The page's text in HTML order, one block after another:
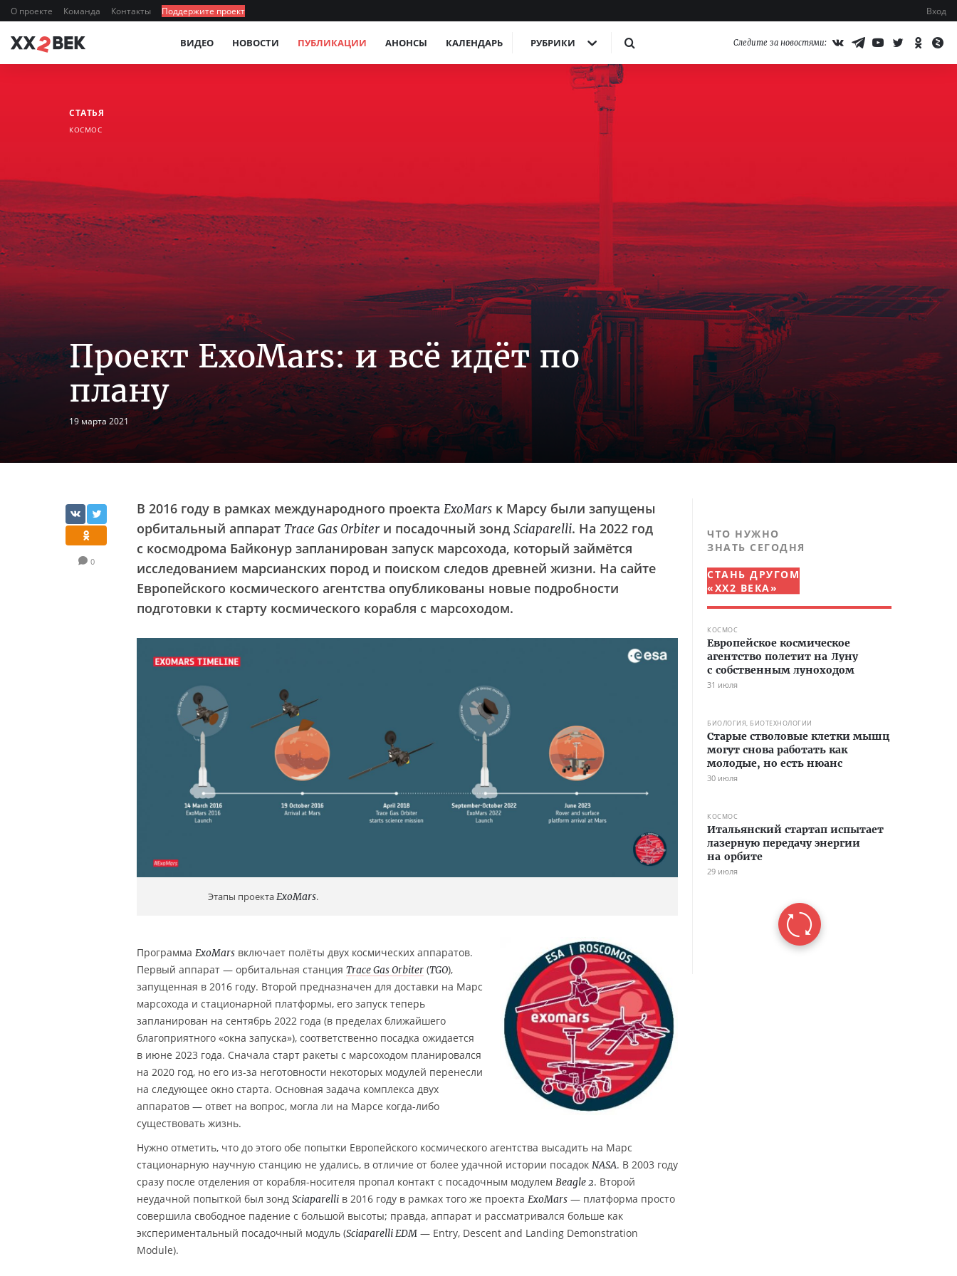
О проекте Команда Контакты Поддержите проект Вход
ВИДЕО НОВОСТИ ПУБЛИКАЦИИ АНОНСЫ КАЛЕНДАРЬ РУБРИКИ Следите за новостями:
СТАТЬЯ
КОСМОС
Проект ExoMars: и всё идёт по
плану
19 марта 2021
0
В 2016 году в рамках международного проекта ExoMars к Марсу были запущены
орбитальный аппарат Trace Gas Orbiter и посадочный зонд Sciaparelli. На 2022 год
с космодрома Байконур запланирован запуск марсохода, который займётся
исследованием марсианских пород и поиском следов древней жизни. На сайте
Европейского космического агентства опубликованы новые подробности
подготовки к старту космического корабля с марсоходом.
Этапы проектаExoMars.
Программа ExoMars включает полёты двух космических аппаратов.
Первый аппарат — орбитальная станция Trace Gas Orbiter (TGO),
запущенная в 2016 году. Второй предназначен для доставки на Марс
марсохода и стационарной платформы, его запуск теперь
запланирован на сентябрь 2022 года (в пределах ближайшего
благоприятного «окна запуска»), соответственно посадка ожидается
в июне 2023 года. Сначала старт ракеты с марсоходом планировался
на 2020 год, но его из-за неготовности некоторых модулей перенесли
на следующее окно старта. Основная задача комплекса двух
аппаратов — ответ на вопрос, могла ли на Марсе когда-либо
существовать жизнь.
Нужно отметить, что до этого обе попытки Европейского космического агентства высадить на Марс
стационарную научную станцию не удались, в отличие от более удачной истории посадок NASA. В 2003 году
сразу после отделения от корабля-носителя пропал контакт с посадочным модулем Beagle 2. Второй
неудачной попыткой был зонд Sciaparelli в 2016 году в рамках того же проекта ExoMars — платформа просто
совершила свободное падение с большой высоты; правда, аппарат и рассматривался больше как
экспериментальный посадочный модуль (Sciaparelli EDM — Entry, Descent and Landing Demonstration
Module).
ЧТО НУЖНО
ЗНАТЬ СЕГОДНЯ
СТАНЬ ДРУГОМ
«XX2 ВЕКА»
КОСМОС
Европейское космическое
агентство полетит на Луну
с собственным луноходом
31 июля
БИОЛОГИЯ, БИОТЕХНОЛОГИИ
Старые стволовые клетки мышц
могут снова работать как
молодые, но есть нюанс
30 июля
КОСМОС
Итальянский стартап испытает
лазерную передачу энергии
на орбите
29 июля